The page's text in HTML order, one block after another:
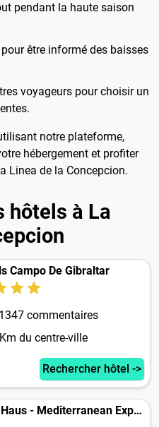
pendant la haute saison
être informé des baisses
voyageurs pour choisir un
notre plateforme,
hébergement et profiter
Linea de la Concepcion.
hôtels à La
Campo De Gibraltar
1347 commentaires
du centre-ville
Rechercher hôtel ->
Boat Haus - Mediterranean Experience (Alcaidesa)